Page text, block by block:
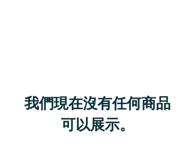
我們現在沒有任何商品
可以展示。